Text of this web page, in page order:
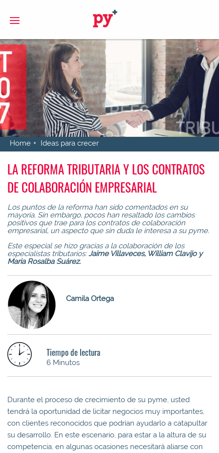
Home Ideas para crecer
LA REFORMA TRIBUTARIA Y LOS CONTRATOS
DE COLABORACIÓN EMPRESARIAL
Los puntos de la reforma han sido comentados en su
mayoría. Sin embargo, pocos han resaltado los cambios
positivos que trae para los contratos de colaboración
empresarial, un aspecto que sin duda le interesa a su pyme.
Este especial se hizo gracias a la colaboración de los
especialistas tributarios:Jaime Villaveces, William Clavijo y
Maria Rosalba Suárez.
Camila Ortega
Tiempo de lectura
6 Minutos
Durante el proceso de crecimiento de su pyme, usted
tendrá la oportunidad de licitar negocios muy importantes,
con clientes reconocidos que podrían ayudarlo a catapultar
su desarrollo. En este escenario, para estar a la altura de su
competencia, en algunas ocasiones necesitará aliarse con